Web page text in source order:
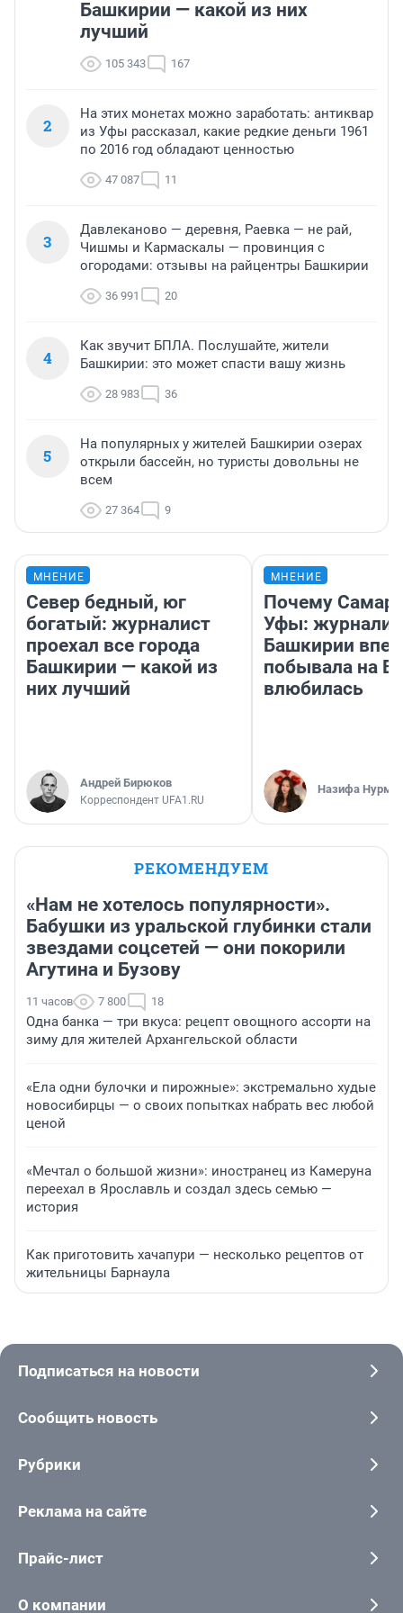
Башкирии — какой из них
лучший
105 343 167
2
На этих монетах можно заработать: антиквар
из Уфы рассказал, какие редкие деньги 1961
по 2016 год обладают ценностью
47 087 11
3
Давлеканово — деревня, Раевка — не рай,
Чишмы и Кармаскалы — провинция с
огородами: отзывы на райцентры Башкирии
36 991 20
4
Как звучит БПЛА. Послушайте, жители
Башкирии: это может спасти вашу жизнь
28 983 36
5
На популярных у жителей Башкирии озерах
открыли бассейн, но туристы довольны не
всем
27 364 9
МНЕНИЕ
Север бедный, юг
богатый: журналист
проехал все города
Башкирии — какой из
них лучший
Андрей Бирюков
Корреспондент UFA1.RU
МНЕНИЕ
Почему
Уфы:
Башкирии
побывала на
влюбилась
Назифа
РЕКОМЕНДУЕМ
«Нам не хотелось популярности».
Бабушки из уральской глубинки стали
звездами соцсетей — они покорили
Агутина и Бузову
11 часов 7 800 18
Одна банка — три вкуса: рецепт овощного ассорти на
зиму для жителей Архангельской области
«Ела одни булочки и пирожные»: экстремально худые
новосибирцы — о своих попытках набрать вес любой
ценой
«Мечтал о большой жизни»: иностранец из Камеруна
переехал в Ярославль и создал здесь семью —
история
Как приготовить хачапури — несколько рецептов от
жительницы Барнаула
Подписаться на новости
Сообщить новость
Рубрики
Реклама на сайте
Прайс-лист
О компании